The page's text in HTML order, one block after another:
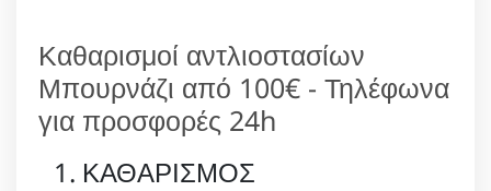
Καθαρισμοί αντλιοστασίων
Μπουρνάζι από 100€ - Τηλέφωνα
για προσφορές 24h
ΚΑΘΑΡΙΣΜΟΣ